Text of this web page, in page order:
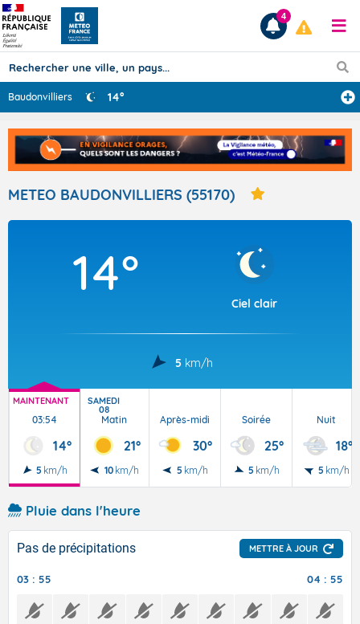
Prévisions
TOUS LES RÉSULTATS
Articles
4
Baudonvilliers 14°
METEO BAUDONVILLIERS (55170)
14°
Ciel clair
5 km/h
MAINTENANT
03:54
14°
5 km/h
SAMEDI
08
Matin
21°
10 km/h
Après-midi
30°
5 km/h
Soirée
25°
5 km/h
Nuit
18°
5 km/h
Pluie dans l'heure
Pas de précipitations METTRE À JOUR
03 : 55 04 : 55